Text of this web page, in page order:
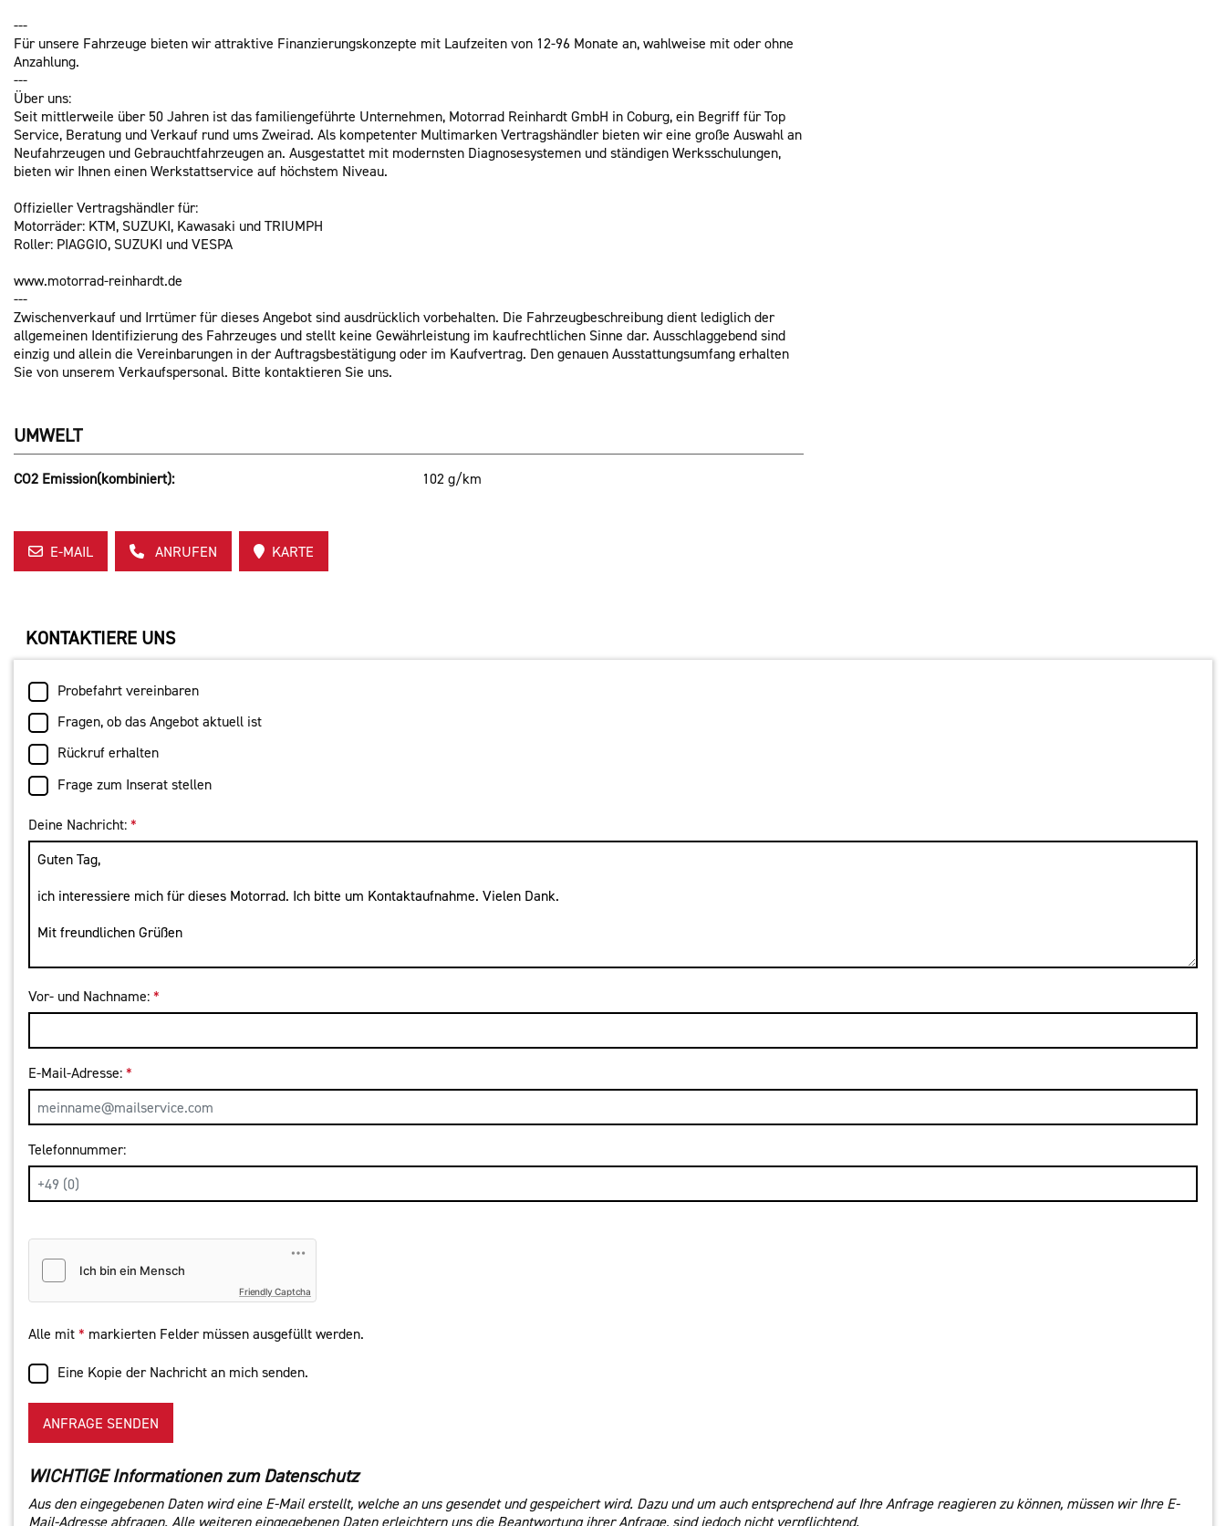
---
Für unsere Fahrzeuge bieten wir attraktive Finanzierungskonzepte mit Laufzeiten von 12-96 Monate an, wahlweise mit oder ohne
Anzahlung.
---
Über uns:
Seit mittlerweile über 50 Jahren ist das familiengeführte Unternehmen, Motorrad Reinhardt GmbH in Coburg, ein Begriff für Top
Service, Beratung und Verkauf rund ums Zweirad. Als kompetenter Multimarken Vertragshändler bieten wir eine große Auswahl an
Neufahrzeugen und Gebrauchtfahrzeugen an. Ausgestattet mit modernsten Diagnosesystemen und ständigen Werksschulungen,
bieten wir Ihnen einen Werkstattservice auf höchstem Niveau.
Offizieller Vertragshändler für:
Motorräder: KTM, SUZUKI, Kawasaki und TRIUMPH
Roller: PIAGGIO, SUZUKI und VESPA
www.motorrad-reinhardt.de
---
Zwischenverkauf und Irrtümer für dieses Angebot sind ausdrücklich vorbehalten. Die Fahrzeugbeschreibung dient lediglich der
allgemeinen Identifizierung des Fahrzeuges und stellt keine Gewährleistung im kaufrechtlichen Sinne dar. Ausschlaggebend sind
einzig und allein die Vereinbarungen in der Auftragsbestätigung oder im Kaufvertrag. Den genauen Ausstattungsumfang erhalten
Sie von unserem Verkaufspersonal. Bitte kontaktieren Sie uns.
UMWELT
CO2 Emission(kombiniert): 102 g/km
E-MAIL ANRUFEN KARTE
KONTAKTIERE UNS
Probefahrt vereinbaren
Fragen, ob das Angebot aktuell ist
Rückruf erhalten
Frage zum Inserat stellen
Deine Nachricht: *
Vor- und Nachname: *
E-Mail-Adresse: *
Telefonnummer:
Friendly Captcha
Alle mit * markierten Felder müssen ausgefüllt werden.
Eine Kopie der Nachricht an mich senden.
ANFRAGE SENDEN
WICHTIGE Informationen zum Datenschutz
Aus den eingegebenen Daten wird eine E-Mail erstellt, welche an uns gesendet und gespeichert wird. Dazu und um auch entsprechend auf Ihre Anfrage reagieren zu können, müssen wir Ihre E-
Mail-Adresse abfragen. Alle weiteren eingegebenen Daten erleichtern uns die Beantwortung ihrer Anfrage, sind jedoch nicht verpflichtend.